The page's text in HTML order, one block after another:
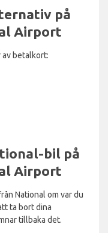
på
Airport
av betalkort:
bil på
Airport
National om var du
ta bort dina
tillbaka det.